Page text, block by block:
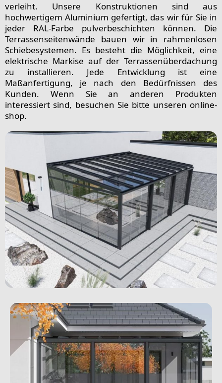
verleiht. Unsere Konstruktionen sind aus
hochwertigem Aluminium gefertigt, das wir für Sie in
jeder RAL-Farbe pulverbeschichten können. Die
Terrassenseitenwände bauen wir in rahmenlosen
Schiebesystemen. Es besteht die Möglichkeit, eine
elektrische Markise auf der Terrassenüberdachung
zu installieren. Jede Entwicklung ist eine
Maßanfertigung, je nach den Bedürfnissen des
Kunden. Wenn Sie an anderen Produkten
interessiert sind, besuchen Sie bitte unseren online-
shop.